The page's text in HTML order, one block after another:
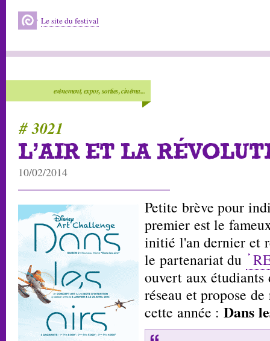
Le site du festival
evènement, expos, sorties, cinéma...
# 3021
L'AIR ET LA
10/02/2014
Petite brève pour
premier est le
initié l'an dernier et
le partenariat du
ouvert aux étudiants
réseau et propose
cette année : Dans